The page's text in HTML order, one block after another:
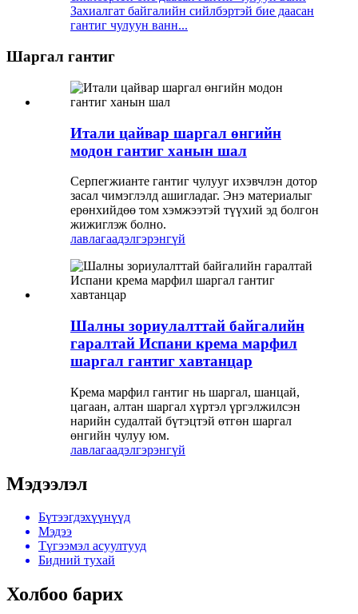
Захиалгат байгалийн сийлбэртэй бие даасан
гантиг чулуун ванн...
Шаргал гантиг
Итали цайвар шаргал өнгийн
модон гантиг ханын шал
Серпегжианте гантиг чулууг ихэвчлэн дотор
засал чимэглэлд ашигладаг. Энэ материалыг
ерөнхийдөө том хэмжээтэй түүхий эд болгон
жижиглэж болно.
лавлагаадэлгэрэнгүй
Шалны зориулалттай байгалийн
гаралтай Испани крема марфил
шаргал гантиг хавтанцар
Крема марфил гантиг нь шаргал, шанцай,
цагаан, алтан шаргал хүртэл үргэлжилсэн
нарийн судалтай бүтэцтэй өтгөн шаргал
өнгийн чулуу юм.
лавлагаадэлгэрэнгүй
Мэдээлэл
Бүтээгдэхүүнүүд
Мэдээ
Түгээмэл асуултууд
Бидний тухай
Холбоо барих